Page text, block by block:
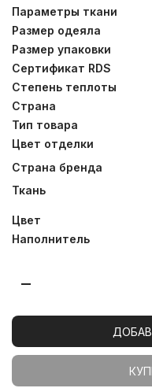
Параметры ткани
Размер одеяла
Размер упаковки
Сертификат RDS
Степень теплоты
Страна
Тип товара
Цвет отделки
Страна бренда
Ткань
Цвет
Наполнитель